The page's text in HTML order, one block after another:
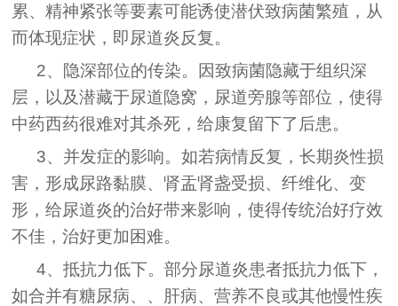
累、精神紧张等要素可能诱使潜伏致病菌繁殖，从
而体现症状，即尿道炎反复。
2、隐深部位的传染。因致病菌隐藏于组织深
层，以及潜藏于尿道隐窝，尿道旁腺等部位，使得
中药西药很难对其杀死，给康复留下了后患。
3、并发症的影响。如若病情反复，长期炎性损
害，形成尿路黏膜、肾盂肾盏受损、纤维化、变
形，给尿道炎的治好带来影响，使得传统治好疗效
不佳，治好更加困难。
4、抵抗力低下。部分尿道炎患者抵抗力低下，
如合并有糖尿病、、肝病、营养不良或其他慢性疾